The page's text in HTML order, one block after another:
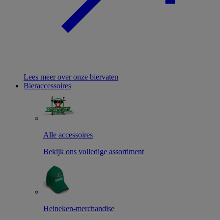
Lees meer over onze biervaten
Bieraccessoires
Alle accessoires
Bekijk ons volledige assortiment
Heineken-merchandise